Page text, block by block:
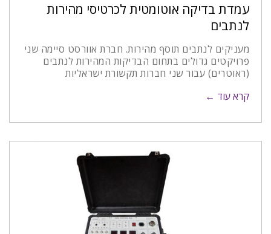
עמדת בדיקה אוטומטית לכרטיסי מהירות
לנתבים
מעניקים לנתבים תוסף מהירות. חברת אוורסט סיימה שני
פרויקטים גדולים בתחום הבדיקות המהירות לנתבים
(ראוטרים) עבור שני חברות תקשורת ישראליות
קרא עוד ←